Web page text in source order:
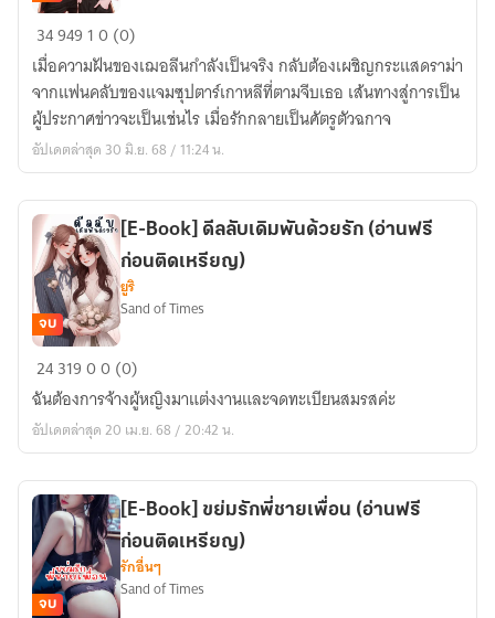
[E-
book]
ข่าว
ลือ
ซุป
ตาร์
ฟรี
ก่อน
ติด
เหรียญ)
34949 10 (0)
เมื่อความฝันของเฌอลีนกำลังเป็นจริง กลับต้องเผชิญกระแสดราม่า
จากแฟนคลับของแจมซุปตาร์เกาหลีที่ตามจีบเธอ เส้นทางสู่การเป็น
ผู้ประกาศข่าวจะเป็นเช่นไร เมื่อรักกลายเป็นศัตรูตัวฉกาจ
อัปเดตล่าสุด 30 มิ.ย. 68 / 11:24 น.
[E-
Book]
ดี
ล
เดิม
พัน
ด้วย
รัก
(อ่าน
จบ
[E-Book] ดีลลับเดิมพันด้วยรัก (อ่านฟรี
ก่อนติดเหรียญ)
ยูริ
Sand of Times
2431900 (0)
ฉันต้องการจ้างผู้หญิงมาแต่งงานและจดทะเบียนสมรสค่ะ
อัปเดตล่าสุด 20 เม.ย. 68 / 20:42 น.
จบ
[E-Book] ขย่มรักพี่ชายเพื่อน (อ่านฟรี
ก่อนติดเหรียญ)
รักอื่นๆ
Sand of Times